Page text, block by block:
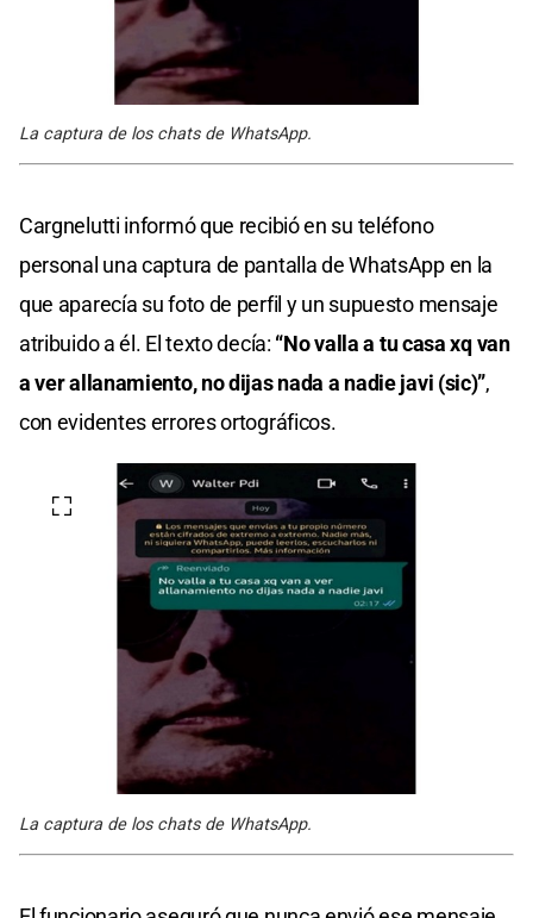
La captura de los chats de WhatsApp.
Cargnelutti informó que recibió en su teléfono
personal una captura de pantalla de WhatsApp en la
que aparecía su foto de perfil y un supuesto mensaje
atribuido a él. El texto decía: “No valla a tu casa xq van
a ver allanamiento, no dijas nada a nadie javi (sic)”,
con evidentes errores ortográficos.
La captura de los chats de WhatsApp.